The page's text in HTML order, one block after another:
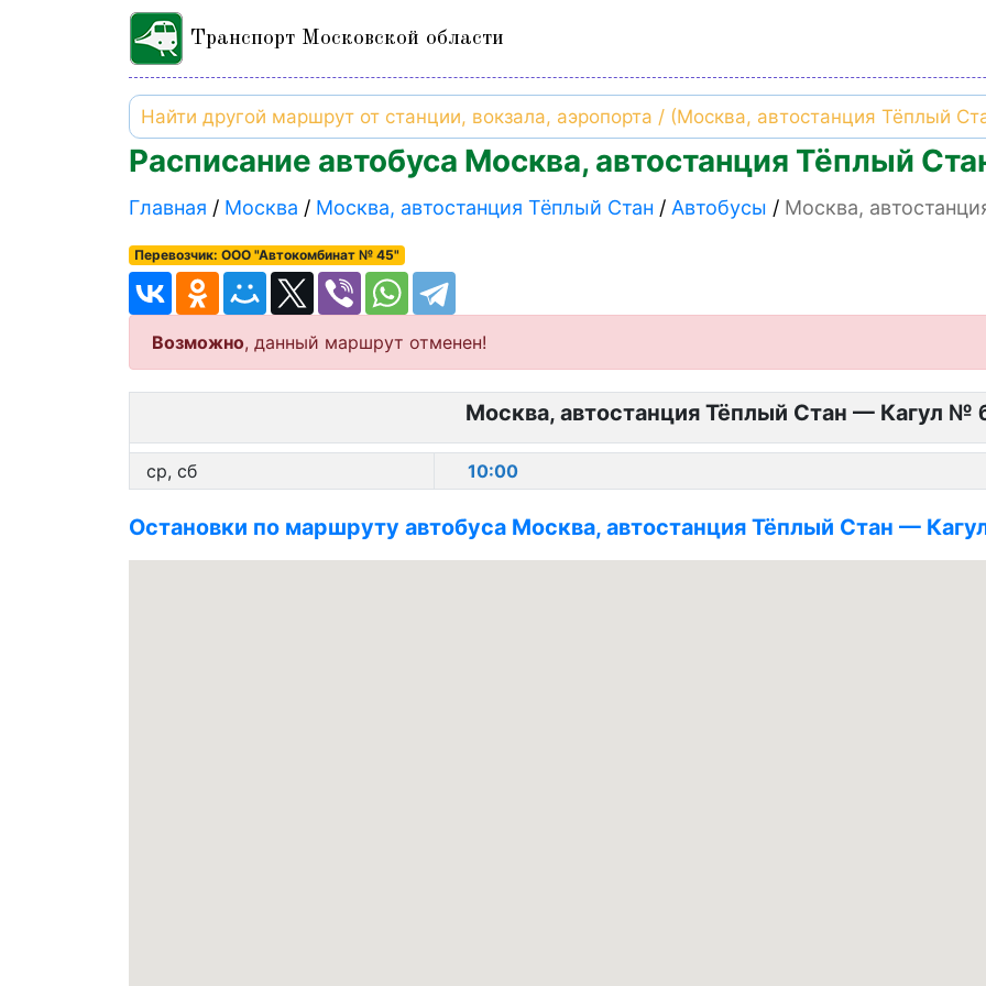
Транспорт Московской области
Расписание автобуса Москва, автостанция Тёплый
Главная Москва Москва, автостанция Тёплый Стан Автобусы Москва,
Перевозчик: ООО "Автокомбинат № 45"
Возможно, данный маршрут отменен!
Москва, автостанция Тёплый Стан — Кагул №
ср, сб 10:00
Остановки по маршруту автобуса Москва, автостанция Тёплый Стан —